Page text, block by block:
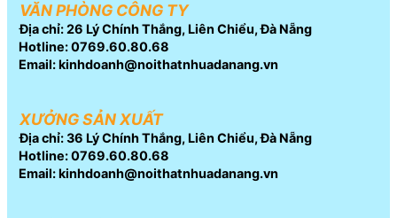
VĂN PHÒNG CÔNG TY
Địa chỉ: 26 Lý Chính Thắng, Liên Chiểu, Đà Nẵng
Hotline: 0769.60.80.68
Email: kinhdoanh@noithatnhuadanang.vn
XƯỞNG SẢN XUẤT
Địa chỉ: 36 Lý Chính Thắng, Liên Chiểu, Đà Nẵng
Hotline: 0769.60.80.68
Email: kinhdoanh@noithatnhuadanang.vn